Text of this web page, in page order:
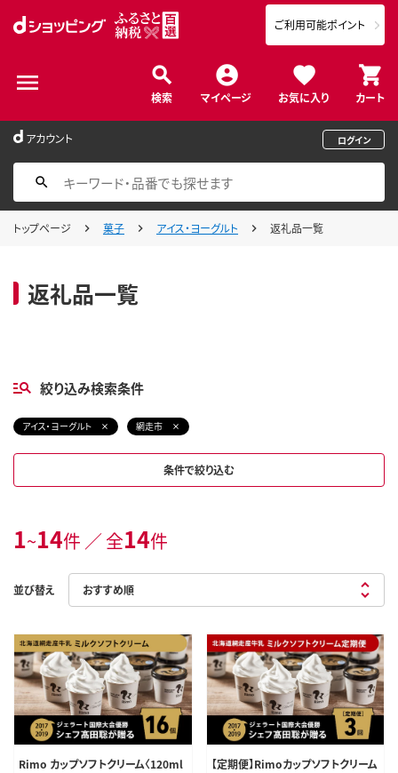
検索 マイページ お気に入り カート
ご利用可能ポイント
アカウント ログイン
トップページ 菓子 アイス・ヨーグルト 返礼品一覧
返礼品一覧
絞り込み検索条件
アイス・ヨーグルト 網走市
条件で絞り込む
1~14件 ／ 全14件
並び替え
Rimo カップソフトクリーム〈120ml
【定期便】Rimoカップソフトクリーム